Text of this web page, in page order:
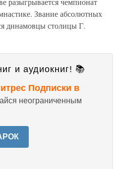
Звание абсолютных
динамовцы столицы Г.
и аудиокниг! 📚
Подписки в
неограниченным